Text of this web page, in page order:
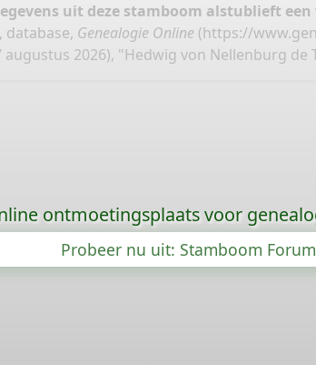
uit deze stamboom alstublieft
database, Genealogie Online (https://
2026), "Hedwig von Nellenburg de
ontmoetingsplaats voor
Probeer nu uit: Stamboom Forum